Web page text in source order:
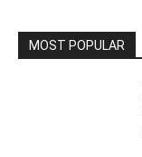
MOST POPULAR